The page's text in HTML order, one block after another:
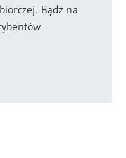
Bądź na